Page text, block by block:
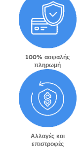
100% ασφαλής
πληρωμή
Αλλαγές και
επιστροφές